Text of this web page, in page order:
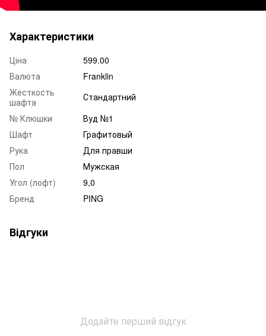
Характеристики
Ціна
599.00
Валюта
Franklin
Жесткость
шафта
Стандартний
№ Клюшки
Вуд №1
Шафт
Графитовый
Рука
Для правши
Пол
Мужская
Угол (лофт)
9,0
Бренд
PING
Відгуки
Додайте перший відгук